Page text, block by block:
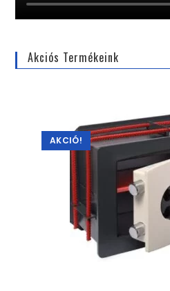
Akciós Termékeink
AKCIÓ!